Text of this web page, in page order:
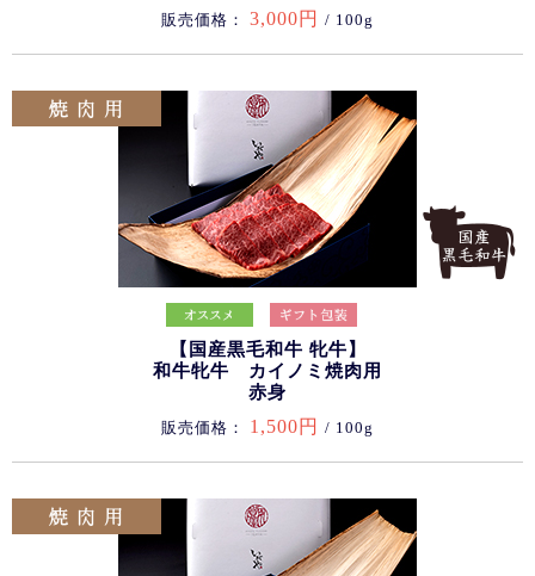
販売価格： 3,000円 / 100g
【国産黒毛和牛 牝牛】
和牛牝牛 カイノミ焼肉用
赤身
販売価格： 1,500円 / 100g